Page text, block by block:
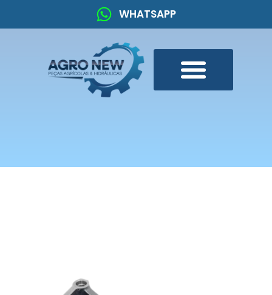
WHATSAPP